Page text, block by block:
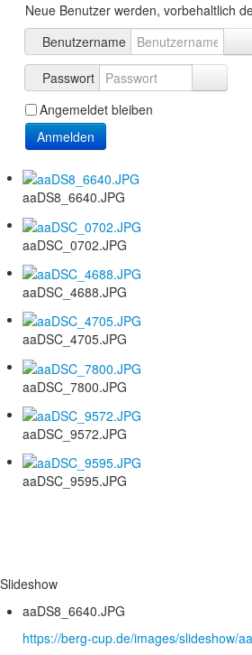
Neue Benutzer werden, vorbehaltlich
Benutzername
Passwort
Angemeldet bleiben
Anmelden
aaDS8_6640.JPG
aaDSC_0702.JPG
aaDSC_4688.JPG
aaDSC_4705.JPG
aaDSC_7800.JPG
aaDSC_9572.JPG
aaDSC_9595.JPG
Slideshow
aaDS8_6640.JPG
https://berg-cup.de/images/slideshow/